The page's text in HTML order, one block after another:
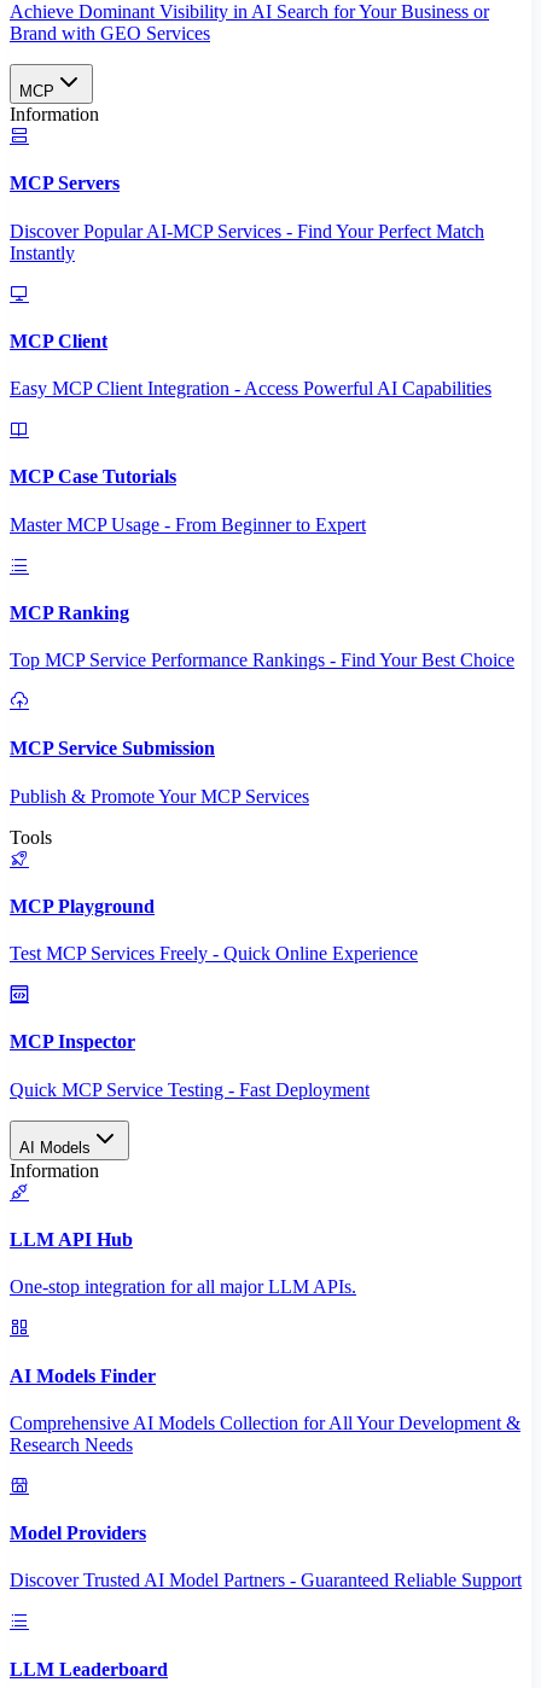
Achieve Dominant Visibility in AI Search for Your Business or
Brand with GEO Services​
MCP
Information
MCP Servers
Discover Popular AI-MCP Services - Find Your Perfect Match
Instantly
MCP Client
Easy MCP Client Integration - Access Powerful AI Capabilities
MCP Case Tutorials
Master MCP Usage - From Beginner to Expert
MCP Ranking
Top MCP Service Performance Rankings - Find Your Best Choice
MCP Service Submission
Publish & Promote Your MCP Services
Tools
MCP Playground
Test MCP Services Freely - Quick Online Experience
MCP Inspector
Quick MCP Service Testing - Fast Deployment
AI Models
Information
LLM API Hub
One-stop integration for all major LLM APIs.
AI Models Finder
Comprehensive AI Models Collection for All Your Development &
Research Needs
Model Providers
Discover Trusted AI Model Partners - Guaranteed Reliable Support
LLM Leaderboard